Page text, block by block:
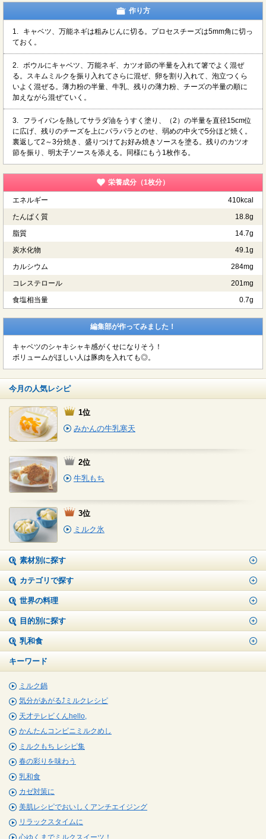
作り方
1.
キャベツ、万能ネギは粗みじんに切る。プロセスチーズは5mm角に切っ
ておく。
2. ボウルにキャベツ、万能ネギ、カツオ節の半量を入れて箸でよく混ぜ
る。スキムミルクを振り入れてさらに混ぜ、卵を割り入れて、泡立つくら
いよく混ぜる。薄力粉の半量、牛乳、残りの薄力粉、チーズの半量の順に
加えながら混ぜていく。
3.
フライパンを熱してサラダ油をうすく塗り、（2）の半量を直径15cm位
に広げ、残りのチーズを上にパラパラとのせ、弱めの中火で5分ほど焼く。
裏返して2～3分焼き、盛りつけてお好み焼きソースを塗る。残りのカツオ
節を振り、明太子ソースを添える。同様にもう1枚作る。
栄養成分（1枚分）
エネルギー
410kcal
たんぱく質
18.8g
脂質
14.7g
炭水化物
49.1g
カルシウム
284mg
コレステロール
201mg
食塩相当量
0.7g
編集部が作ってみました！
キャベツのシャキシャキ感がくせになりそう！
ボリュームがほしい人は豚肉を入れても◎。
今月の人気レシピ
1位
みかんの牛乳寒天
2位
牛乳もち
3位
ミルク氷
素材別に探す
カテゴリで探す
世界の料理
目的別に探す
乳和食
キーワード
ミルク鍋
気分があがる⤴ミルクレシピ
天才テレビくんhello,
かんたんコンビニミルクめし
ミルクもち レシピ集
春の彩りを味わう
乳和食
カゼ対策に
美肌レシピでおいしくアンチエイジング
リラックスタイムに
心ゆくまでミルクスイーツ！